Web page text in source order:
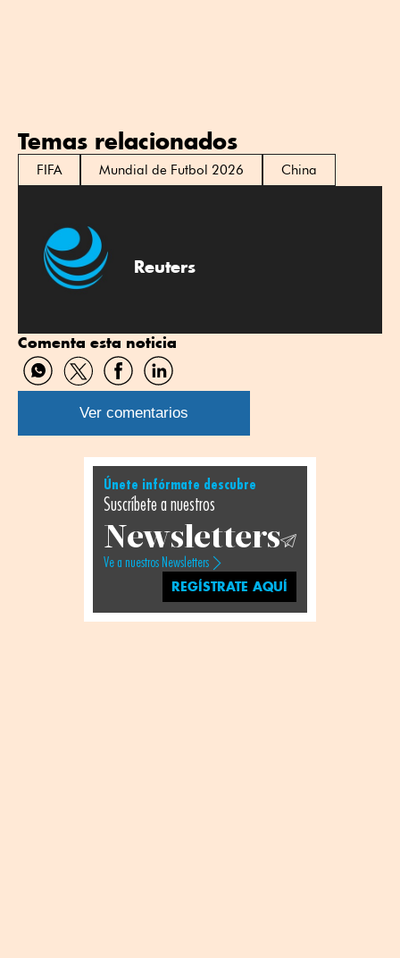
Temas relacionados
FIFA Mundial de Futbol 2026 China
Reuters
Comenta esta noticia
Compartir
por
WhatsApp
Compartir
por
Twitter
Compartir
por
Facebook
Compartir
por
Linkedin
Ver comentarios
Únete infórmate descubre
Suscríbete a nuestros
Newsletters
Ve a nuestros Newsletters
REGÍSTRATE AQUÍ